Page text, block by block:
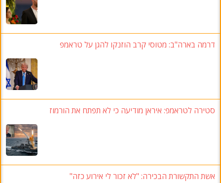
דרמה בארה"ב: מטוסי קרב הוזנקו להגן על טראמפ
סטירה לטראמפ: איראן מודיעה כי לא תפתח את הורמוז
אשת התקשורת הבכירה: "לא זכור לי אירוע כזה"